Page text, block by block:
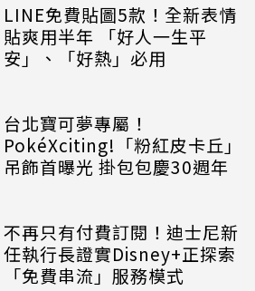
LINE免費貼圖5款！全新表情
貼爽用半年 「好人一生平
安」、「好熱」必用
台北寶可夢專屬！
PokéXciting!「粉紅皮卡丘」
吊飾首曝光 掛包包慶30週年
不再只有付費訂閱！迪士尼新
任執行長證實Disney+正探索
「免費串流」服務模式